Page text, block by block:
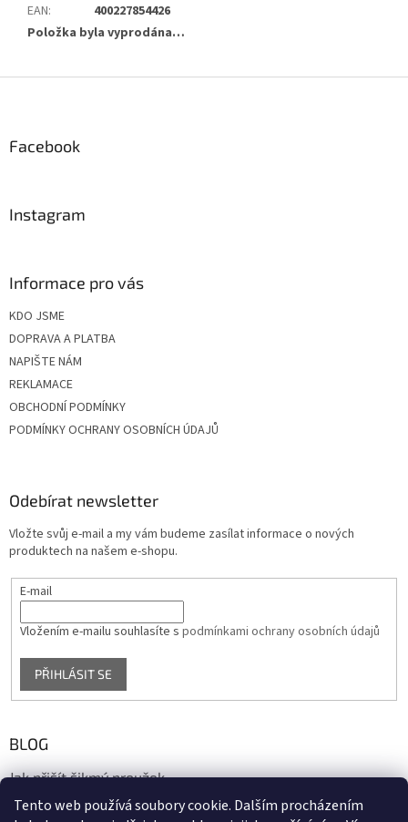
Tento web používá soubory cookie. Dalším procházením
EAN:
400227854426
Položka byla vyprodána…
Facebook
Instagram
Informace pro vás
KDO JSME
DOPRAVA A PLATBA
NAPIŠTE NÁM
REKLAMACE
OBCHODNÍ PODMÍNKY
PODMÍNKY OCHRANY OSOBNÍCH ÚDAJŮ
Odebírat newsletter
Vložte svůj e-mail a my vám budeme zasílat informace o nových
produktech na našem e-shopu.
E-mail
Vložením e-mailu souhlasíte s podmínkami ochrany osobních údajů
PŘIHLÁSIT SE
BLOG
Jak přišít šikmý proužek
17.10.2020